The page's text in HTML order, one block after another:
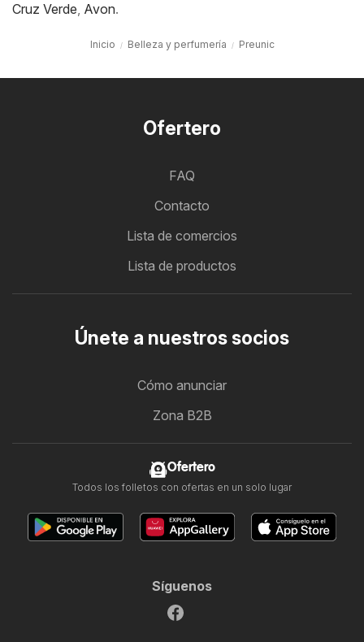
Cruz Verde, Avon.
Inicio Belleza y perfumería Preunic
Ofertero
FAQ
Contacto
Lista de comercios
Lista de productos
Únete a nuestros socios
Cómo anunciar
Zona B2B
Ofertero
Todos los folletos con ofertas en un solo lugar
Síguenos